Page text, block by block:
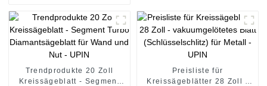
allgemeinen Gebrauch -
UPIN
Trendprodukte 20 Zoll
Kreissägeblatt - Segment
Preisliste für
Kreissägeblätter 28 Zoll -